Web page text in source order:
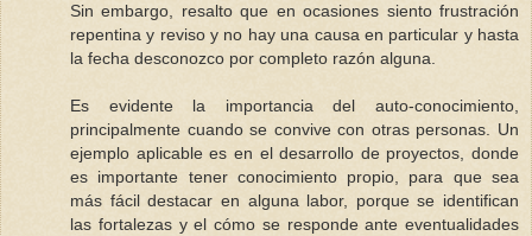
Sin embargo, resalto que en ocasiones siento frustración
repentina y reviso y no hay una causa en particular y hasta
la fecha desconozco por completo razón alguna.
Es evidente la importancia del auto-conocimiento,
principalmente cuando se convive con otras personas. Un
ejemplo aplicable es en el desarrollo de proyectos, donde
es importante tener conocimiento propio, para que sea
más fácil destacar en alguna labor, porque se identifican
las fortalezas y el cómo se responde ante eventualidades